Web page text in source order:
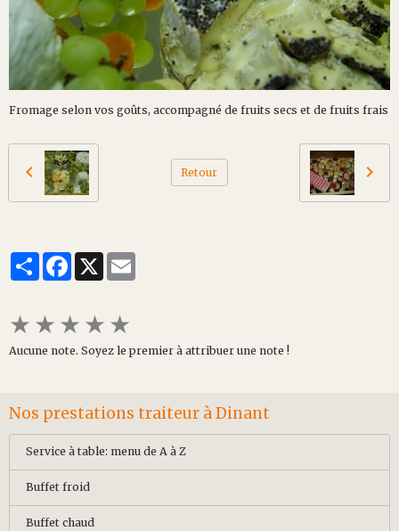
Fromage selon vos goûts, accompagné de fruits secs et de fruits frais
Retour
PartagerFacebook
X
★★★★★
Aucune note. Soyez le premier à attribuer une note !
Nos prestations traiteur à Dinant
Service à table: menu de A à Z
Buffet froid
Buffet chaud